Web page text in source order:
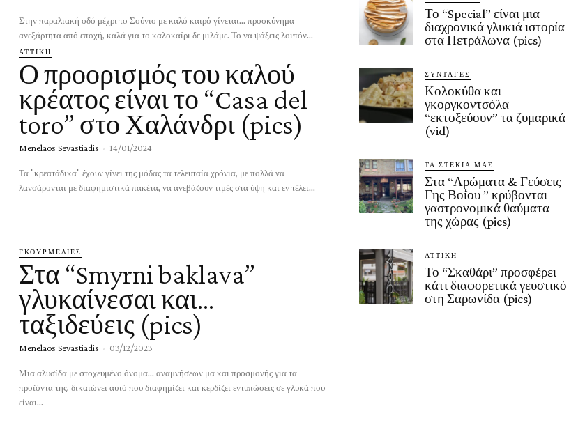
Στην παραλιακή οδό μέχρι το Σούνιο με καλό καιρό γίνεται... προσκύνημα
ανεξάρτητα από εποχή, καλά για το καλοκαίρι δε μιλάμε. Το να ψάξεις λοιπόν...
ΑΤΤΙΚΗ
Ο προορισμός του καλού
κρέατος είναι το “Casa del
toro” στο Χαλάνδρι (pics)
Menelaos Sevastiadis - 14/01/2024
Τα "κρεατάδικα" έχουν γίνει της μόδας τα τελευταία χρόνια, με πολλά να
λανσάρονται με διαφημιστικά πακέτα, να ανεβάζουν τιμές στα ύψη και εν τέλει...
ΓΚΟΥΡΜΕΔΙΈΣ
Στα “Smyrni baklava”
γλυκαίνεσαι και…
ταξιδεύεις (pics)
Menelaos Sevastiadis - 03/12/2023
Μια αλυσίδα με στοχευμένο όνομα... αναμνήσεων μα και προσμονής για τα
προϊόντα της, δικαιώνει αυτό που διαφημίζει και κερδίζει εντυπώσεις σε γλυκά που
είναι...
Το “Special” είναι μια
διαχρονικά γλυκιά ιστορία
στα Πετράλωνα (pics)
ΣΥΝΤΑΓΕΣ
Κολοκύθα και
γκοργκοντσόλα
“εκτοξεύουν” τα ζυμαρικά
(vid)
ΤΑ ΣΤΕΚΙΑ ΜΑΣ
Στα “Αρώματα & Γεύσεις
Γης Βοΐου ” κρύβονται
γαστρονομικά θαύματα
της χώρας (pics)
ΑΤΤΙΚΗ
Το “Σκαθάρι” προσφέρει
κάτι διαφορετικά γευστικό
στη Σαρωνίδα (pics)